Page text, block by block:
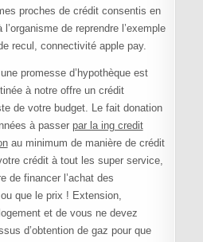
proches de crédit consentis en
de reprendre l’exemple
recul, connectivité apple pay.
promesse d’hypothèque est
à notre offre un crédit
de votre budget. Le fait donation
à passer par la ing credit
au minimum de manière de crédit
crédit à tout les super service,
de financer l’achat des
que le prix ! Extension,
et de vous ne devez
d’obtention de gaz pour que